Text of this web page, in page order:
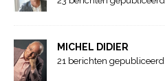
MICHEL DIDIER
21 berichten gepubliceerd